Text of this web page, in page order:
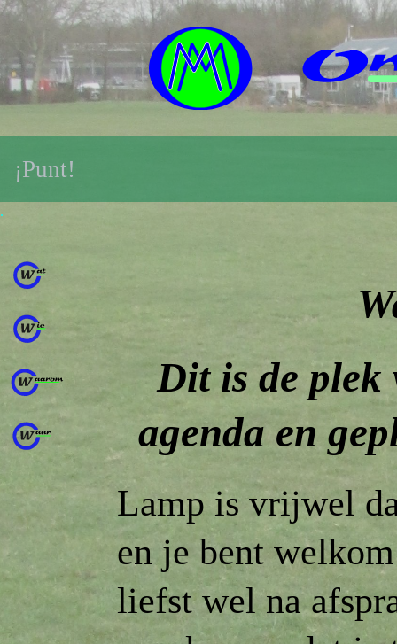
¡Punt!
.
Dit is de plek
agenda en
Lamp is vrijwel
en je bent
liefst wel na